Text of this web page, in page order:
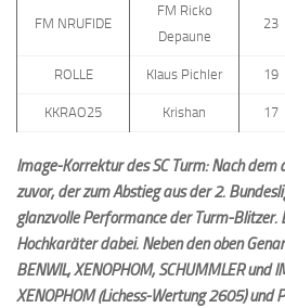
FM NRUFIDE
FM Ricko
Depaune
23
ROLLE Klaus Pichler 19
KKRAO25 Krishan 17
Image-Korrektur des SC Turm: Nach
zuvor, der zum Abstieg aus der 2.
glanzvolle Performance der Turm-Blitzer.
Hochkaräter dabei. Neben den oben
BENWIL, XENOPHOM, SCHUMMLER und
XENOPHOM (Lichess-Wertung 2605) und